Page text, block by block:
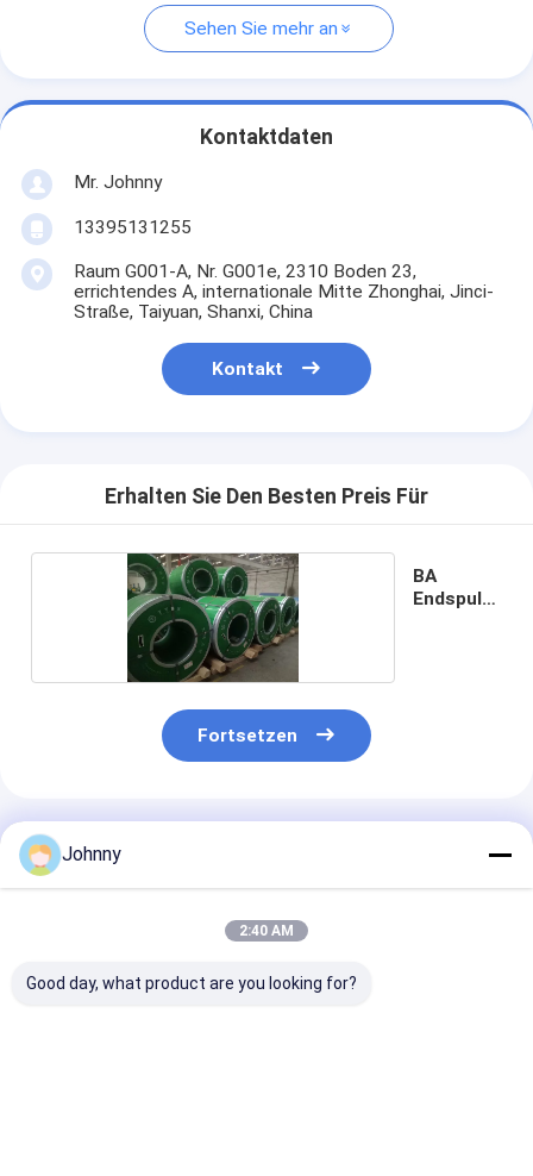
Sehen Sie mehr an
Kontaktdaten
Mr. Johnny
13395131255
Raum G001-A, Nr. G001e, 2310 Boden 23,
errichtendes A, internationale Mitte Zhonghai, Jinci-
Straße, Taiyuan, Shanxi, China
Kontakt
Erhalten Sie Den Besten Preis Für
BA
Endspule
Fortsetzen
Empfohlene Produkte
Johnny
2:40 AM
Good day, what product are you looking for?